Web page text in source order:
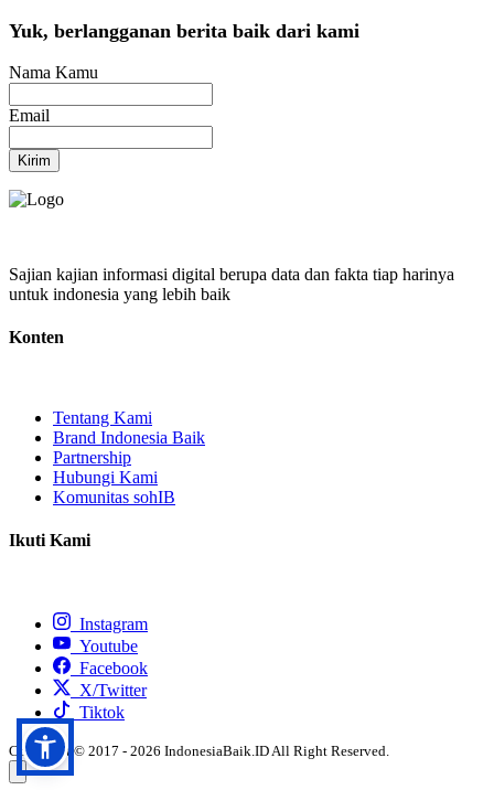
Yuk, berlangganan berita baik dari kami
Nama Kamu
Email
Kirim
Sajian kajian informasi digital berupa data dan fakta tiap harinya
untuk indonesia yang lebih baik
Konten
Tentang Kami
Brand Indonesia Baik
Partnership
Hubungi Kami
Komunitas sohIB
Ikuti Kami
Instagram
Youtube
Facebook
X/Twitter
Tiktok
Copyright © 2017 - 2026 IndonesiaBaik.ID All Right Reserved.